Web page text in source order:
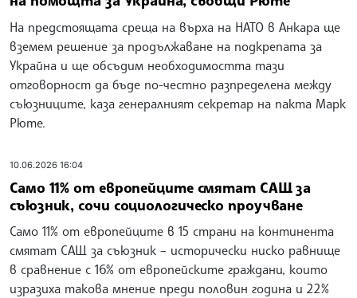
На предстоящата среща на върха на НАТО в Анкара ще
вземем решение за продължаване на подкрепата за
Украйна и ще обсъдим необходимостта тази
отговорност да бъде по-честно разпределена между
съюзниците, каза генералният секретар на пакта Марк
Рюте.
10.06.2026 16:04
Само 11% от европейците смятат САЩ за
съюзник, сочи социологическо проучване
Само 11% от европейците в 15 страни на континента
смятат САЩ за съюзник – исторически ниско равнище
в сравнение с 16% от европейските граждани, които
изразиха такова мнение преди половин година и 22%